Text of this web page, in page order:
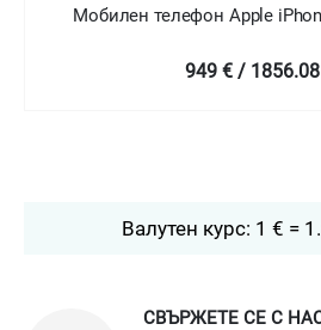
Мобилен телефон Apple
949 € /
Валутен курс: 1 € =
СВЪРЖЕТЕ СЕ С